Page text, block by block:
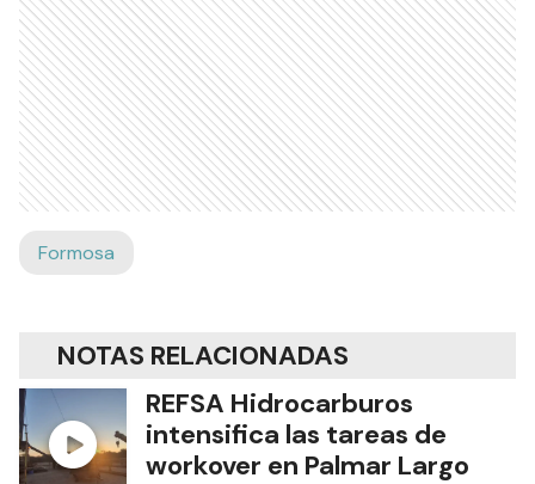
Formosa
NOTAS RELACIONADAS
REFSA Hidrocarburos
intensifica las tareas de
workover en Palmar Largo